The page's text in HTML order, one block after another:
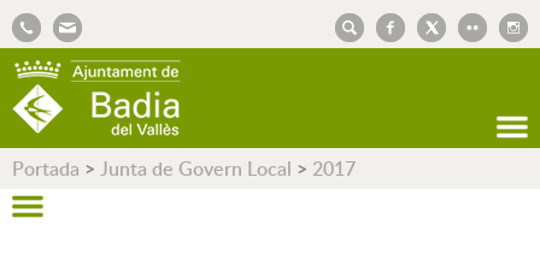
Portada > Junta de Govern Local > 2017